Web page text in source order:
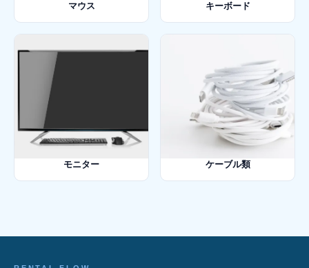
マウス キーボード
モニター ケーブル類